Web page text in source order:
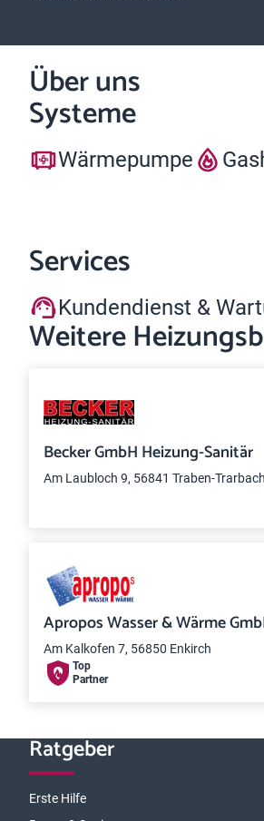
Über uns
Systeme
Wärmepumpe
Services
Kundendienst &
Weitere
Becker GmbH Heizung-Sanitär
Am Laubloch 9, 56841 Traben-Trarbach
Apropos Wasser & Wärme
Am Kalkofen 7, 56850 Enkirch
Top
Partner
Ratgeber
Erste Hilfe